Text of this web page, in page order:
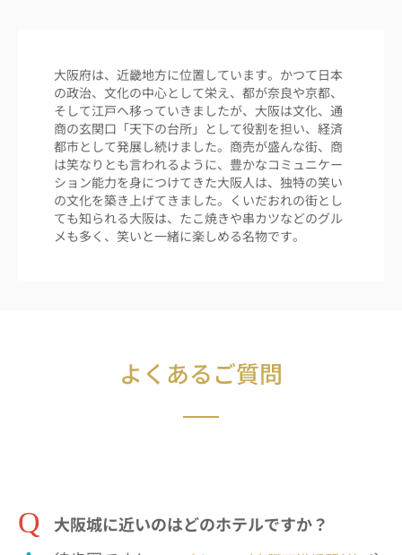
大阪府は、近畿地方に位置しています。かつて日本
の政治、文化の中心として栄え、都が奈良や京都、
そして江戸へ移っていきましたが、大阪は文化、通
商の玄関口「天下の台所」として役割を担い、経済
都市として発展し続けました。商売が盛んな街、商
は笑なりとも言われるように、豊かなコミュニケー
ション能力を身につけてきた大阪人は、独特の笑い
の文化を築き上げてきました。くいだおれの街とし
ても知られる大阪は、たこ焼きや串カツなどのグル
メも多く、笑いと一緒に楽しめる名物です。
よくあるご質問
Q 大阪城に近いのはどのホテルですか？